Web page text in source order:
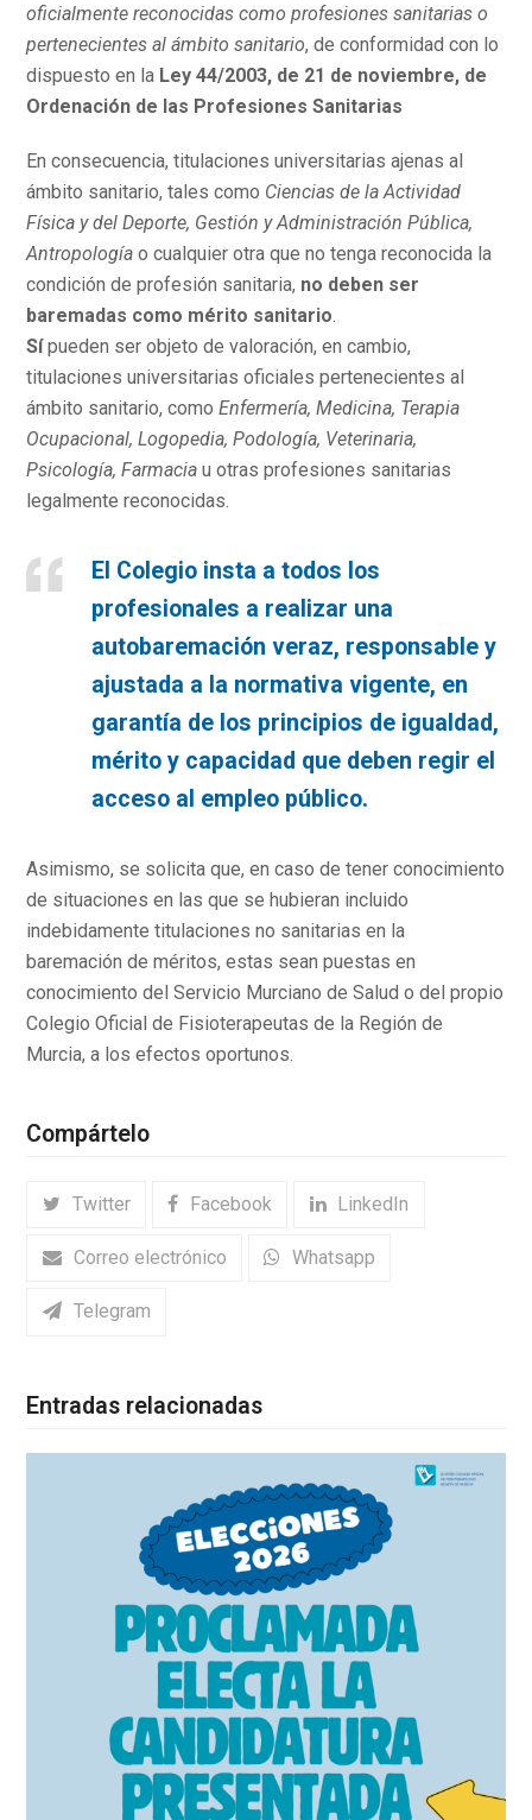
oficialmente reconocidas como profesiones sanitarias o
pertenecientes al ámbito sanitario, de conformidad con lo
dispuesto en la Ley 44/2003, de 21 de noviembre, de
Ordenación de las Profesiones Sanitarias
En consecuencia, titulaciones universitarias ajenas al
ámbito sanitario, tales como Ciencias de la Actividad
Física y del Deporte, Gestión y Administración Pública,
Antropología o cualquier otra que no tenga reconocida la
condición de profesión sanitaria, no deben ser
baremadas como mérito sanitario
Sípueden ser objeto de valoración, en cambio,
titulaciones universitarias oficiales pertenecientes al
ámbito sanitario, comoEnfermería, Medicina, Terapia
Ocupacional, Logopedia, Podología, Veterinaria,
Psicología, Farmaciau otras profesiones sanitarias
legalmente reconocidas.
El Colegio insta a todos los
profesionales a realizar una
autobaremación veraz, responsable y
ajustada a la normativa vigente, en
garantía de los principios de igualdad,
mérito y capacidad que deben regir el
acceso al empleo público.
Asimismo, se solicita que, en caso de tener conocimiento
de situaciones en las que se hubieran incluido
indebidamente titulaciones no sanitarias en la
baremación de méritos, estas sean puestas en
conocimiento del Servicio Murciano de Salud o del propio
Colegio Oficial de Fisioterapeutas de la Región de
Murcia, a los efectos oportunos.
Compártelo
Twitter Facebook LinkedIn
Correo electrónico Whatsapp
Telegram
Entradas relacionadas